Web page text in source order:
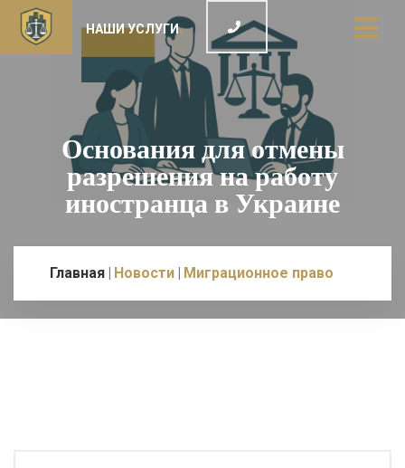
НАШИ УСЛУГИ
Основания для отмены
разрешения на работу
иностранца в Украине
Главная Новости Миграционное право